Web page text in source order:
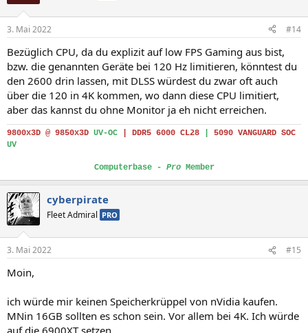
3. Mai 2022 #14
Bezüglich CPU, da du explizit auf low FPS Gaming aus bist,
bzw. die genannten Geräte bei 120 Hz limitieren, könntest du
den 2600 drin lassen, mit DLSS würdest du zwar oft auch
über die 120 in 4K kommen, wo dann diese CPU limitiert,
aber das kannst du ohne Monitor ja eh nicht erreichen.
9800x3D @ 9850x3D UV-OC DDR5 6000 CL28
5090 VANGUARD SOC
UV
Computerbase - ProMember
cyberpirate
Fleet Admiral PRO
3. Mai 2022 #15
Moin,
ich würde mir keinen Speicherkrüppel von nVidia kaufen.
MNin 16GB sollten es schon sein. Vor allem bei 4K. Ich würde
auf die 6900XT setzen.